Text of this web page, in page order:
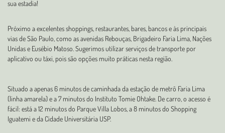
sua estadia!
Próximo a excelentes shoppings, restaurantes, bares, bancos e às principais
vias de São Paulo, como as avenidas Rebouças, Brigadeiro Faria Lima, Nações
Unidas e Eusébio Matoso. Sugerimos utilizar serviços de transporte por
aplicativo ou táxi, pois são opções muito práticas nesta região.
Situado a apenas 6 minutos de caminhada da estação de metrô Faria Lima
(linha amarela) e a 7 minutos do Instituto Tomie Ohtake. De carro, o acesso é
fácil: está a 12 minutos do Parque Villa Lobos, a 8 minutos do Shopping
Iguatemi e da Cidade Universitária USP.